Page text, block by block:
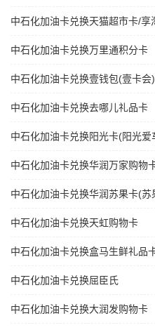
中石化加油卡兑换天猫超市卡/享
中石化加油卡兑换万里通积分卡
中石化加油卡兑换壹钱包(壹卡会)
中石化加油卡兑换去哪儿礼品卡
中石化加油卡兑换阳光卡(阳光爱
中石化加油卡兑换华润万家购物
中石化加油卡兑换华润苏果卡(苏
中石化加油卡兑换天虹购物卡
中石化加油卡兑换盒马生鲜礼品
中石化加油卡兑换屈臣氏
中石化加油卡兑换大润发购物卡